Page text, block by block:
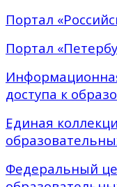
Портал
Портал
доступа к
Единая
Федеральный